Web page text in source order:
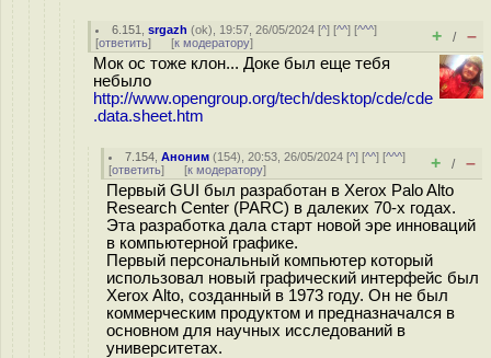
6.151 ,srgazh (ok), 19:57, 26/05/2024 [^] [^^] [^^^]
[ответить] [к модератору] + / –
Мок ос тоже клон... Доке был еще тебя
небыло
http://www.opengroup.org/tech/desktop/cde/cde
.data.sheet.htm
7.154 ,Аноним (154), 20:53, 26/05/2024 [^] [^^] [^^^]
[ответить] [к модератору] + / –
Первый GUI был разработан в Xerox Palo Alto
Research Center (PARC) в далеких 70-х годах.
Эта разработка дала старт новой эре инноваций
в компьютерной графике.
Первый персональный компьютер который
использовал новый графический интерфейс был
Xerox Alto, созданный в 1973 году. Он не был
коммерческим продуктом и предназначался в
основном для научных исследований в
университетах.